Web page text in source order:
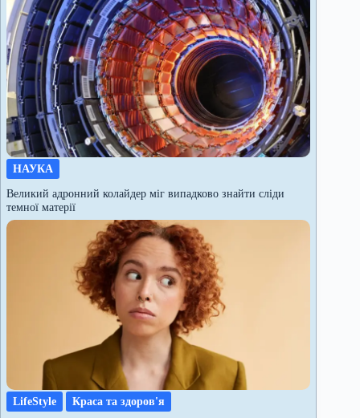
НАУКА
Великий адронний колайдер міг випадково знайти сліди
темної матерії
LifeStyle
Краса та здоров'я